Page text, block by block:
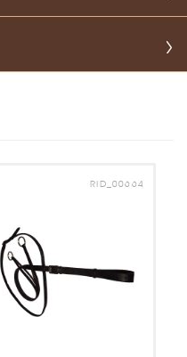
RID_00664